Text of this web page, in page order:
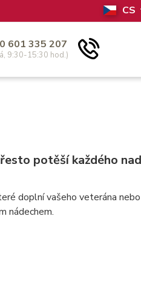
CS
601 335 207
9:30-15:30 hod.)
potěší každého
doplní vašeho veterána
nádechem.